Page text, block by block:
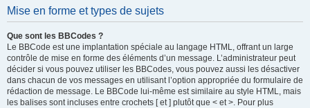
Mise en forme et types de sujets
Que sont les BBCodes ?
Le BBCode est une implantation spéciale au langage HTML, offrant un large
contrôle de mise en forme des éléments d’un message. L’administrateur peut
décider si vous pouvez utiliser les BBCodes, vous pouvez aussi les désactiver
dans chacun de vos messages en utilisant l’option appropriée du formulaire de
rédaction de message. Le BBCode lui-même est similaire au style HTML, mais
les balises sont incluses entre crochets [ et ] plutôt que < et >. Pour plus